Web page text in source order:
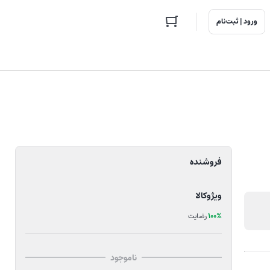
ورود | ثبت‌نام
فروشنده
ویژوکالا
100%رضایت
ناموجود